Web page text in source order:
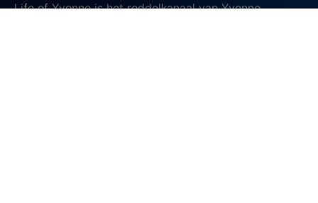
Life of Yvonne is het roddelkanaal van Yvonne